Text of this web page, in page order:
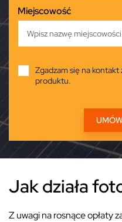
Miejscowość
Zgadzam się na
produktu.
Jak działa
Z uwagi na rosnące opłaty